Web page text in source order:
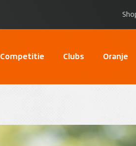
Competitie Clubs Oranje